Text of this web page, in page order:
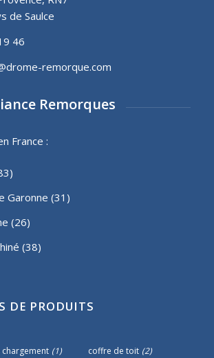
de Saulce
46
remorque.com
Remorques
France :
Garonne (31)
(26)
(38)
DE PRODUITS
(1) coffre de toit (2)